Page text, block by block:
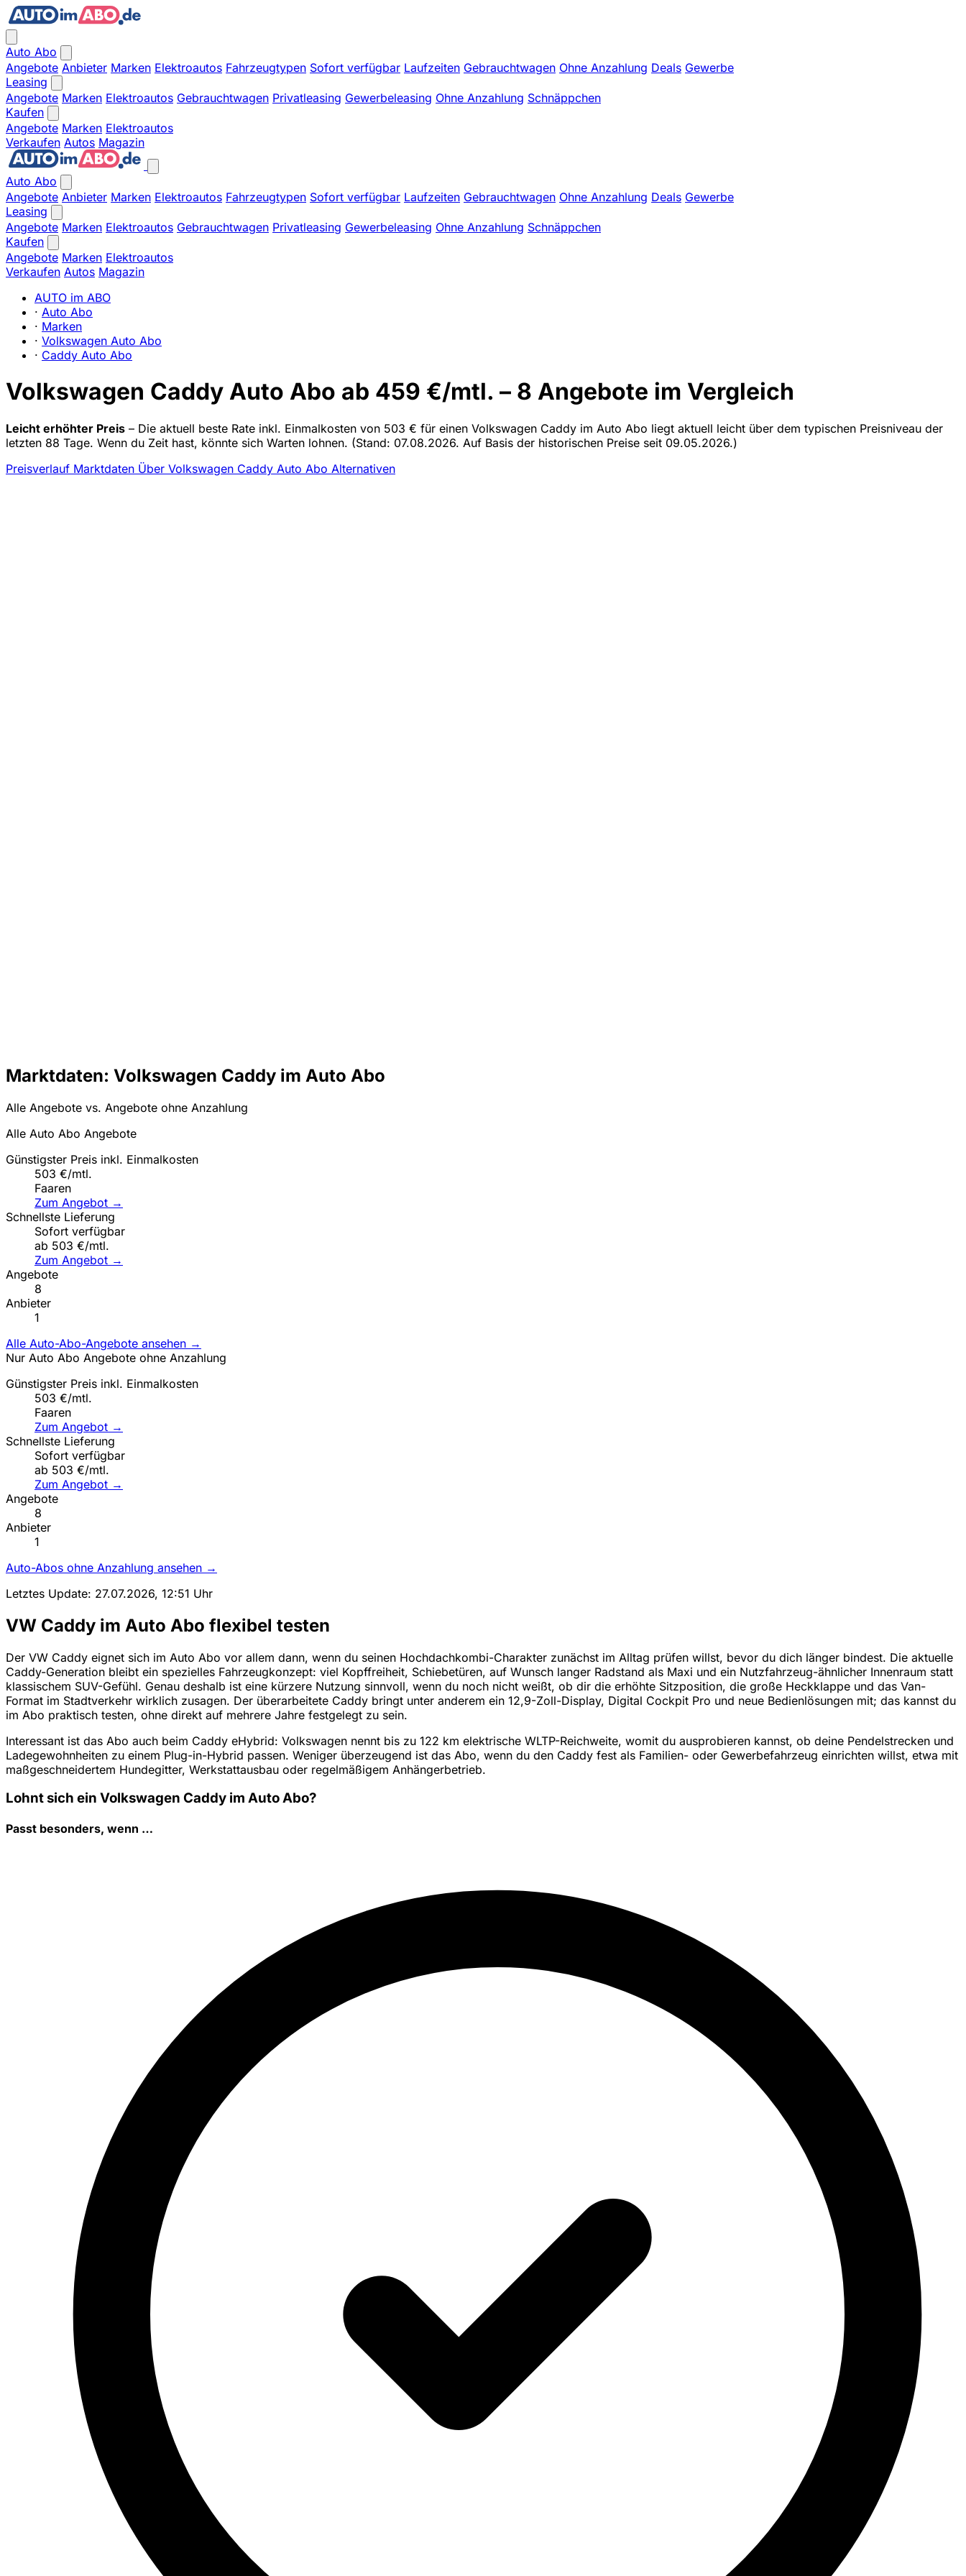
Auto Abo
Angebote Anbieter Marken Elektroautos Fahrzeugtypen Sofort verfügbar Laufzeiten Gebrauchtwagen Ohne Anzahlung Deals Gewerbe
Leasing
Angebote Marken Elektroautos Gebrauchtwagen Privatleasing Gewerbeleasing Ohne Anzahlung Schnäppchen
Kaufen
Angebote Marken Elektroautos
Verkaufen Autos Magazin
Auto Abo
Angebote Anbieter Marken Elektroautos Fahrzeugtypen Sofort verfügbar Laufzeiten Gebrauchtwagen Ohne Anzahlung Deals Gewerbe
Leasing
Angebote Marken Elektroautos Gebrauchtwagen Privatleasing Gewerbeleasing Ohne Anzahlung Schnäppchen
Kaufen
Angebote Marken Elektroautos
Verkaufen Autos Magazin
AUTO im ABO
· Auto Abo
· Marken
· Volkswagen Auto Abo
· Caddy Auto Abo
Volkswagen Caddy Auto Abo ab 459 €/mtl. – 8 Angebote im Vergleich
Leicht erhöhter Preis – Die aktuell beste Rate inkl. Einmalkosten von 503 € für einen Volkswagen Caddy im Auto Abo liegt aktuell leicht über dem typischen Preisniveau der
letzten 88 Tage. Wenn du Zeit hast, könnte sich Warten lohnen. (Stand: 07.08.2026. Auf Basis der historischen Preise seit 09.05.2026.)
Preisverlauf Marktdaten Über Volkswagen Caddy Auto Abo Alternativen
Marktdaten: Volkswagen Caddy im Auto Abo
Alle Angebote vs. Angebote ohne Anzahlung
Alle Auto Abo Angebote
Günstigster Preis inkl. Einmalkosten
503 €/mtl.
Faaren
Zum Angebot →
Schnellste Lieferung
Sofort verfügbar
ab 503 €/mtl.
Zum Angebot →
Angebote
8
Anbieter
1
Alle Auto-Abo-Angebote ansehen →
Nur Auto Abo Angebote ohne Anzahlung
Günstigster Preis inkl. Einmalkosten
503 €/mtl.
Faaren
Zum Angebot →
Schnellste Lieferung
Sofort verfügbar
ab 503 €/mtl.
Zum Angebot →
Angebote
8
Anbieter
1
Auto-Abos ohne Anzahlung ansehen →
Letztes Update: 27.07.2026, 12:51 Uhr
VW Caddy im Auto Abo flexibel testen
Der VW Caddy eignet sich im Auto Abo vor allem dann, wenn du seinen Hochdachkombi-Charakter zunächst im Alltag prüfen willst, bevor du dich länger bindest. Die aktuelle
Caddy-Generation bleibt ein spezielles Fahrzeugkonzept: viel Kopffreiheit, Schiebetüren, auf Wunsch langer Radstand als Maxi und ein Nutzfahrzeug-ähnlicher Innenraum statt
klassischem SUV-Gefühl. Genau deshalb ist eine kürzere Nutzung sinnvoll, wenn du noch nicht weißt, ob dir die erhöhte Sitzposition, die große Heckklappe und das Van-
Format im Stadtverkehr wirklich zusagen. Der überarbeitete Caddy bringt unter anderem ein 12,9-Zoll-Display, Digital Cockpit Pro und neue Bedienlösungen mit; das kannst du
im Abo praktisch testen, ohne direkt auf mehrere Jahre festgelegt zu sein.
Interessant ist das Abo auch beim Caddy eHybrid: Volkswagen nennt bis zu 122 km elektrische WLTP-Reichweite, womit du ausprobieren kannst, ob deine Pendelstrecken und
Ladegewohnheiten zu einem Plug-in-Hybrid passen. Weniger überzeugend ist das Abo, wenn du den Caddy fest als Familien- oder Gewerbefahrzeug einrichten willst, etwa mit
maßgeschneidertem Hundegitter, Werkstattausbau oder regelmäßigem Anhängerbetrieb.
Lohnt sich ein Volkswagen Caddy im Auto Abo?
Passt besonders, wenn …